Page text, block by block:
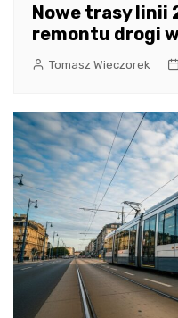
Nowe trasy linii
remontu drogi
Tomasz Wieczorek